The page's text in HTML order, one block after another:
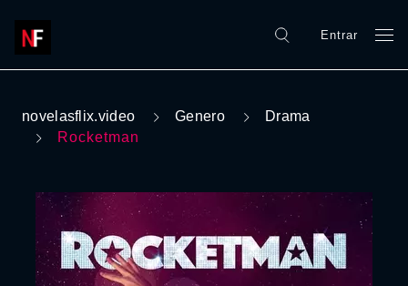
Entrar
novelasflix.video Genero
Drama
Rocketman